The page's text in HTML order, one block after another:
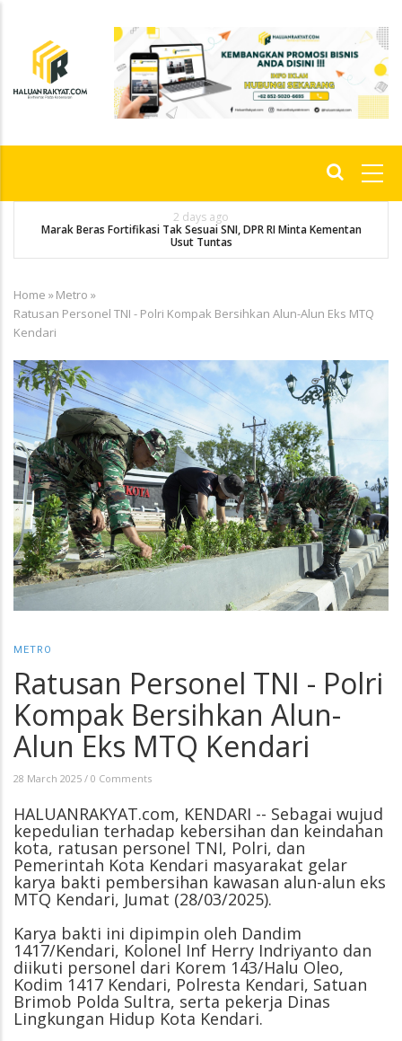
content
2 days ago
Marak Beras Fortifikasi Tak Sesuai SNI, DPR RI Minta Kementan
Usut Tuntas
Breadcrumb
Home »Metro »
Ratusan Personel TNI - Polri Kompak Bersihkan Alun-Alun Eks MTQ
Kendari
METRO
Ratusan Personel TNI - Polri
Kompak Bersihkan Alun-
Alun Eks MTQ Kendari
28 March 2025 / 0 Comments
HALUANRAKYAT.com, KENDARI -- Sebagai wujud
kepedulian terhadap kebersihan dan keindahan
kota, ratusan personel TNI, Polri, dan
Pemerintah Kota Kendari masyarakat gelar
karya bakti pembersihan kawasan alun-alun eks
MTQ Kendari, Jumat (28/03/2025).
Karya bakti ini dipimpin oleh Dandim
1417/Kendari, Kolonel Inf Herry Indriyanto dan
diikuti personel dari Korem 143/Halu Oleo,
Kodim 1417 Kendari, Polresta Kendari, Satuan
Brimob Polda Sultra, serta pekerja Dinas
Lingkungan Hidup Kota Kendari.